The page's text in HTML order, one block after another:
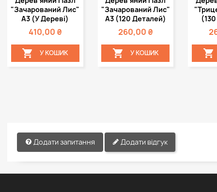
"Зачарований Лис"
А3 (у Дереві)
410,00 ₴
 У КОШИК
"Зачарований Лис"
А3 (120 Деталей)
260,00 ₴
 У КОШИК 
Додати запитання Додати відгук